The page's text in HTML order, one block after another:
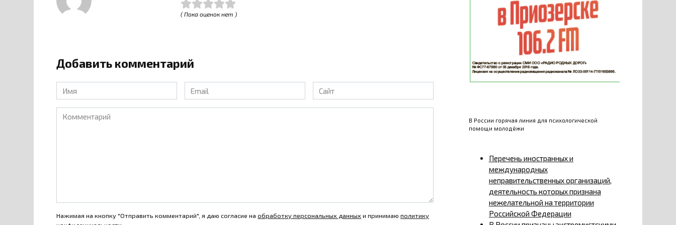
( Пока оценок нет )
Добавить комментарий
Имя
*
Email
*
Сайт
Комментарий
Нажимая на кнопку "Отправить комментарий", я даю согласие наобработку персональных данных и принимаюполитику
В России горячая линия для психологической
помощи молодёжи
Перечень иностранных и
международных
неправительственных организаций,
деятельность которых признана
нежелательной на территории
Российской Федерации